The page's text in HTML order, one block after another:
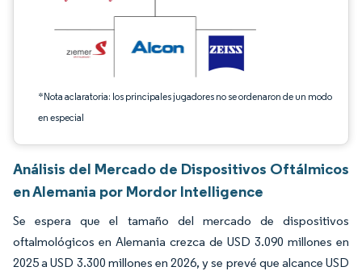
*Nota aclaratoria: los principales jugadores no se ordenaron de un modo
en especial
Análisis del Mercado de Dispositivos Oftálmicos
en Alemania por Mordor Intelligence
Se espera que el tamaño del mercado de dispositivos
oftalmológicos en Alemania crezca de USD 3.090 millones en
2025 a USD 3.300 millones en 2026, y se prevé que alcance USD